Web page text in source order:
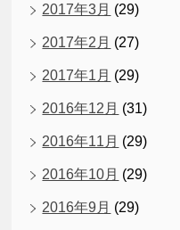
2017年3月 (29)
2017年2月 (27)
2017年1月 (29)
2016年12月 (31)
2016年11月 (29)
2016年10月 (29)
2016年9月 (29)